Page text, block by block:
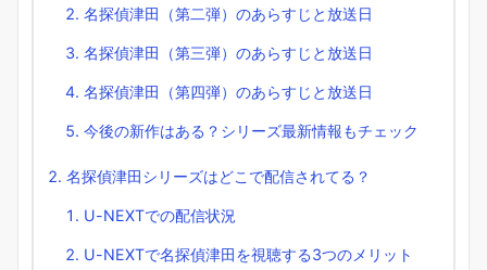
名探偵津田（第二弾）のあらすじと放送日
名探偵津田（第三弾）のあらすじと放送日
名探偵津田（第四弾）のあらすじと放送日
今後の新作はある？シリーズ最新情報もチェック
名探偵津田シリーズはどこで配信されてる？
U-NEXTでの配信状況
U-NEXTで名探偵津田を視聴する3つのメリット